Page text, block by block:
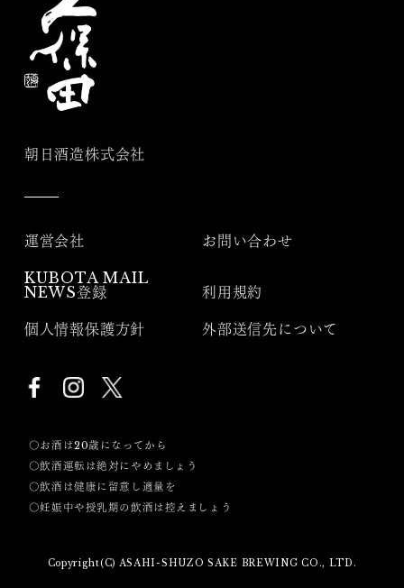
朝日酒造株式会社
運営会社 お問い合わせ
KUBOTA MAIL
NEWS登録
利用規約
個人情報保護方針 外部送信先について
〇お酒は20歳になってから
〇飲酒運転は絶対にやめましょう
〇飲酒は健康に留意し適量を
〇妊娠中や授乳期の飲酒は控えましょう
Copyright(C) ASAHI-SHUZO SAKE BREWING CO., LTD.